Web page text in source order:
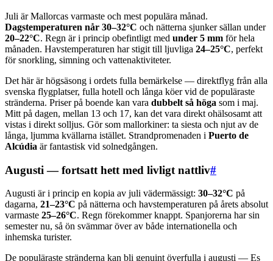
Juli är Mallorcas varmaste och mest populära månad.
Dagstemperaturen når 30–32°C och nätterna sjunker sällan under
20–22°C. Regn är i princip obefintligt med under 5 mm för hela
månaden. Havstemperaturen har stigit till ljuvliga 24–25°C, perfekt
för snorkling, simning och vattenaktiviteter.
Det här är högsäsong i ordets fulla bemärkelse — direktflyg från alla
svenska flygplatser, fulla hotell och långa köer vid de populäraste
stränderna. Priser på boende kan vara dubbelt så höga som i maj.
Mitt på dagen, mellan 13 och 17, kan det vara direkt ohälsosamt att
vistas i direkt solljus. Gör som mallorkiner: ta siesta och njut av de
långa, ljumma kvällarna istället. Strandpromenaden i Puerto de
Alcúdia är fantastisk vid solnedgången.
Augusti — fortsatt hett med livligt nattliv#
Augusti är i princip en kopia av juli vädermässigt: 30–32°C på
dagarna, 21–23°C på nätterna och havstemperaturen på årets absolut
varmaste 25–26°C. Regn förekommer knappt. Spanjorerna har sin
semester nu, så ön svämmar över av både internationella och
inhemska turister.
De populäraste stränderna kan bli genuint överfulla i augusti — Es